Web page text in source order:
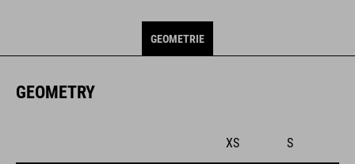
GEOMETRIE
GEOMETRY
XS S